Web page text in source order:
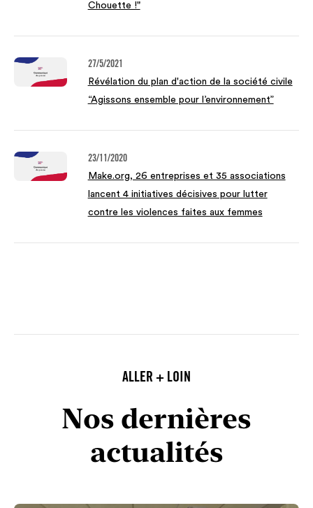
Chouette !"
27/5/2021
Révélation du plan d'action de la société civile
“Agissons ensemble pour l’environnement”
23/11/2020
Make.org, 26 entreprises et 35 associations
lancent 4 initiatives décisives pour lutter
contre les violences faites aux femmes
ALLER + LOIN
Nos dernières
actualités